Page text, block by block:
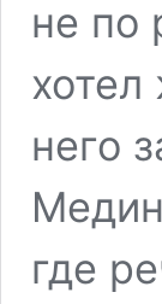
не по
него
где